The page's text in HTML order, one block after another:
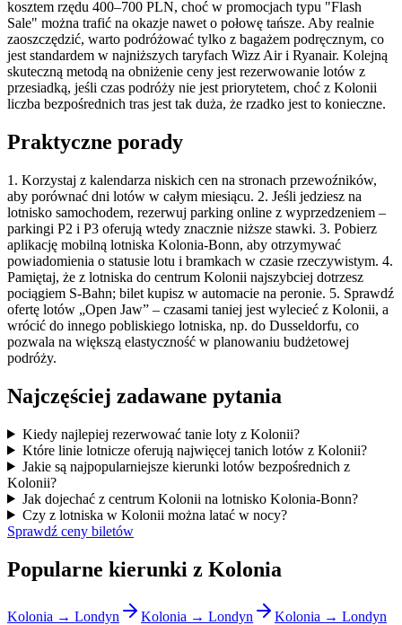
kosztem rzędu 400–700 PLN, choć w promocjach typu "Flash
Sale" można trafić na okazje nawet o połowę tańsze. Aby realnie
zaoszczędzić, warto podróżować tylko z bagażem podręcznym, co
jest standardem w najniższych taryfach Wizz Air i Ryanair. Kolejną
skuteczną metodą na obniżenie ceny jest rezerwowanie lotów z
przesiadką, jeśli czas podróży nie jest priorytetem, choć z Kolonii
liczba bezpośrednich tras jest tak duża, że rzadko jest to konieczne.
Praktyczne porady
1. Korzystaj z kalendarza niskich cen na stronach przewoźników,
aby porównać dni lotów w całym miesiącu. 2. Jeśli jedziesz na
lotnisko samochodem, rezerwuj parking online z wyprzedzeniem –
parkingi P2 i P3 oferują wtedy znacznie niższe stawki. 3. Pobierz
aplikację mobilną lotniska Kolonia-Bonn, aby otrzymywać
powiadomienia o statusie lotu i bramkach w czasie rzeczywistym. 4.
Pamiętaj, że z lotniska do centrum Kolonii najszybciej dotrzesz
pociągiem S-Bahn; bilet kupisz w automacie na peronie. 5. Sprawdź
ofertę lotów „Open Jaw” – czasami taniej jest wylecieć z Kolonii, a
wrócić do innego pobliskiego lotniska, np. do Dusseldorfu, co
pozwala na większą elastyczność w planowaniu budżetowej
podróży.
Najczęściej zadawane pytania
Kiedy najlepiej rezerwować tanie loty z Kolonii?
Które linie lotnicze oferują najwięcej tanich lotów z Kolonii?
Jakie są najpopularniejsze kierunki lotów bezpośrednich z
Kolonii?
Jak dojechać z centrum Kolonii na lotnisko Kolonia-Bonn?
Czy z lotniska w Kolonii można latać w nocy?
Sprawdź ceny biletów
Popularne kierunki z Kolonia
Kolonia → Londyn Kolonia → Londyn
Kolonia → Londyn